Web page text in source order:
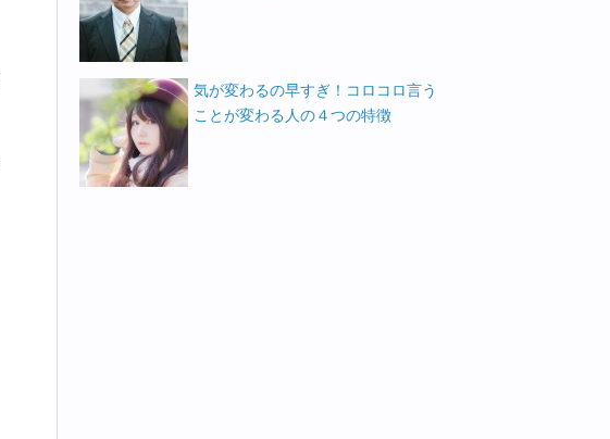
気が変わるの早すぎ！コロコロ言う
ことが変わる人の４つの特徴